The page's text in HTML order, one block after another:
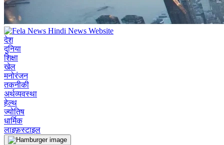
देश
दुनिया
शिक्षा
खेल
मनोरंजन
तकनीकी
अर्थव्यवस्था
हेल्थ
ज्योतिष
धार्मिक
लाइफ़स्टाइल